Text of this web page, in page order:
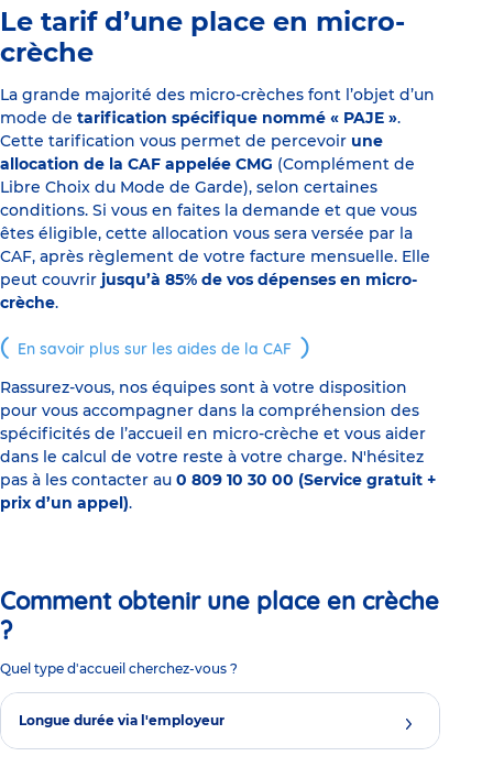
Le tarif d’une place en micro-
crèche
La grande majorité des micro-crèches font l’objet d’un
mode de tarification spécifique nommé « PAJE ».
Cette tarification vous permet de percevoir une
allocation de la CAF appelée CMG (Complément de
Libre Choix du Mode de Garde), selon certaines
conditions. Si vous en faites la demande et que vous
êtes éligible, cette allocation vous sera versée par la
CAF, après règlement de votre facture mensuelle. Elle
peut couvrir jusqu’à 85% de vos dépenses en micro-
crèche.
En savoir plus sur les aides de la CAF
Rassurez-vous, nos équipes sont à votre disposition
pour vous accompagner dans la compréhension des
spécificités de l’accueil en micro-crèche et vous aider
dans le calcul de votre reste à votre charge. N'hésitez
pas à les contacter au 0 809 10 30 00 (Service gratuit +
prix d’un appel).
Comment obtenir une place en crèche
?
Quel type d'accueil cherchez-vous ?
Longue durée via l'employeur